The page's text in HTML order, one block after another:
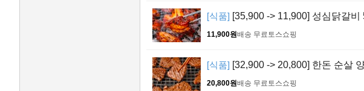
[식품] [35,900 -> 11,900] 성심닭갈비
11,900원배송 무료 토스쇼핑
[식품] [32,900 -> 20,800] 한돈 순살
20,800원배송 무료 토스쇼핑